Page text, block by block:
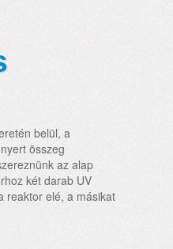
belül, a
összeg
az alap
két darab UV
reaktor elé, a másikat